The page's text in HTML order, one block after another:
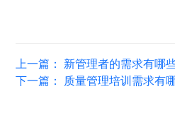
上一篇： 新管理者的需求有哪
下一篇： 质量管理培训需求有